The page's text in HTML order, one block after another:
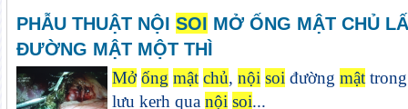
PHẪU THUẬT NỘI SOI MỞ ỐNG MẬT CHỦ
ĐƯỜNG MẬT MỘT THÌ
Mở ống mật chủ, nội soi đường mật
lưu kerh qua nội soi...